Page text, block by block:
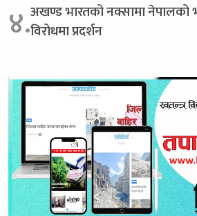
४.अखण्ड भारतको नक्सामा नेपालको
विरोधमा प्रदर्शन